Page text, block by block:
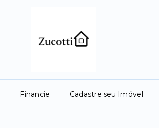
Financie Cadastre seu Imóvel